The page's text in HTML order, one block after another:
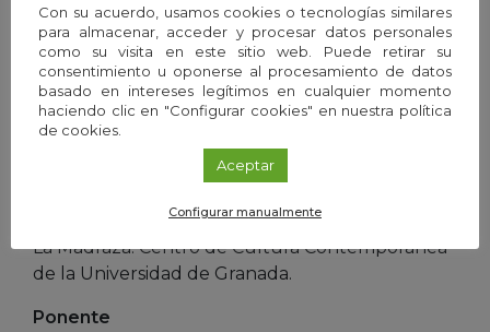
Mollinedo, profesora de Economía Aplicada,
Miguel Moya, catedrático de Psicología Social,
Dorothy Kelly, vicerrectora de
Internacionalización y catedrática del
departamento de Traducción e Interpretación,
Computación e Inteligencia Artificial.
La Madraza. Centro de Cultura Contemporánea
de la Universidad de Granada.
Ponente
Con su acuerdo, usamos cookies o tecnologías similares
para almacenar, acceder y procesar datos personales
como su visita en este sitio web. Puede retirar su
consentimiento u oponerse al procesamiento de datos
basado en intereses legítimos en cualquier momento
haciendo clic en "Configurar cookies" en nuestra política
de cookies.
Aceptar
Configurar manualmente